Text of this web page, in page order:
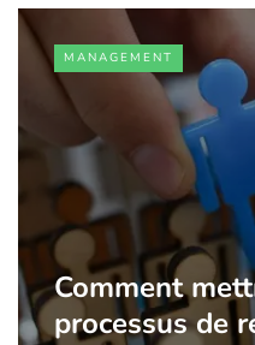
MANAGEMENT
Comment
processus de